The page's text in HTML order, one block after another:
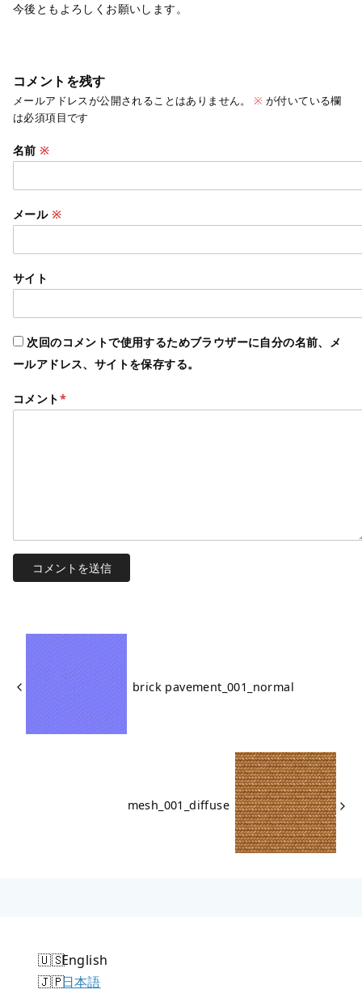
今後ともよろしくお願いします。
コメントを残す
メールアドレスが公開されることはありません。 ※ が付いている欄
は必須項目です
名前※
メール ※
サイト
次回のコメントで使用するためブラウザーに自分の名前、メ
ールアドレス、サイトを保存する。
コメント*
brick pavement_001_normal
mesh_001_diffuse
English
日本語